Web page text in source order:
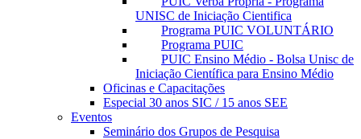
UNISC de Iniciação Cientifica
Programa PUIC VOLUNTÁRIO
Programa PUIC
PUIC Ensino Médio - Bolsa Unisc de
Iniciação Científica para Ensino Médio
Oficinas e Capacitações
Especial 30 anos SIC / 15 anos SEE
Eventos
Seminário dos Grupos de Pesquisa